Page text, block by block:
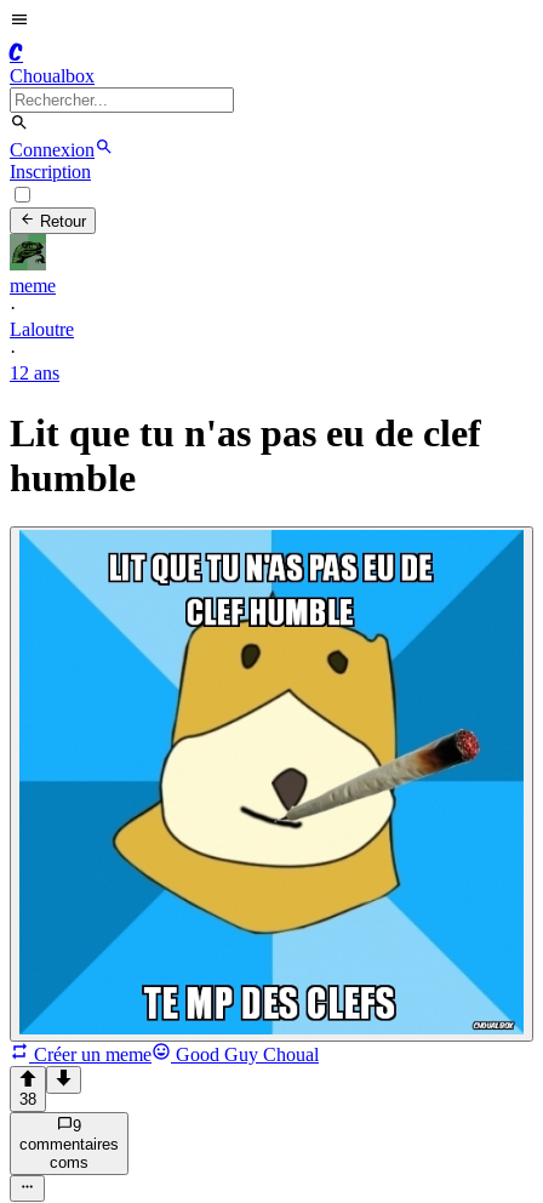
C
Choualbox
Connexion
Inscription
Retour
meme
·
Laloutre
·
12 ans
Lit que tu n'as pas eu de clef
humble
Créer un meme Good Guy Choual
38
9
commentaires
coms